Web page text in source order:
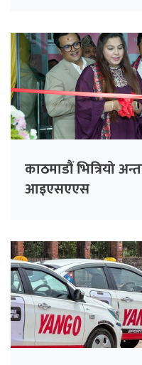
काठमाडौं भित्रियो
आइएसएएस